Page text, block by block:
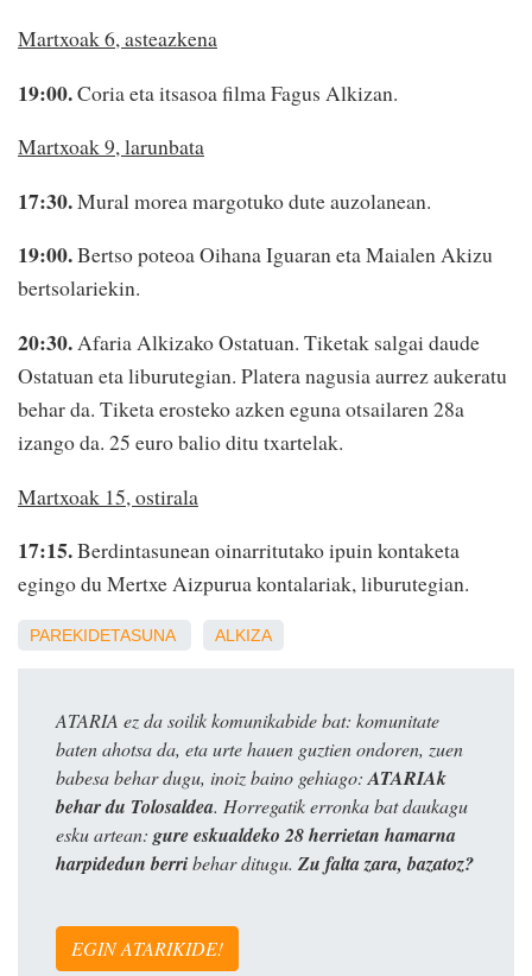
Martxoak 6, asteazkena
19:00.Coria eta itsasoa filma Fagus Alkizan.
Martxoak 9, larunbata
17:30.Mural morea margotuko dute auzolanean.
19:00.Bertso poteoa Oihana Iguaran eta Maialen Akizu
bertsolariekin.
20:30.Afaria Alkizako Ostatuan. Tiketak salgai daude
Ostatuan eta liburutegian. Platera nagusia aurrez aukeratu
behar da. Tiketa erosteko azken eguna otsailaren 28a
izango da. 25 euro balio ditu txartelak.
Martxoak 15, ostirala
17:15.Berdintasunean oinarritutako ipuin kontaketa
egingo du Mertxe Aizpurua kontalariak, liburutegian.
PAREKIDETASUNA ALKIZA
ATARIA ez da soilik komunikabide bat: komunitate
baten ahotsa da, eta urte hauen guztien ondoren, zuen
babesa behar dugu, inoiz baino gehiago: ATARIAk
behar du Tolosaldea. Horregatik erronka bat daukagu
esku artean: gure eskualdeko 28 herrietan hamarna
harpidedun berribehar ditugu. Zu falta zara, bazatoz?
EGIN ATARIKIDE!